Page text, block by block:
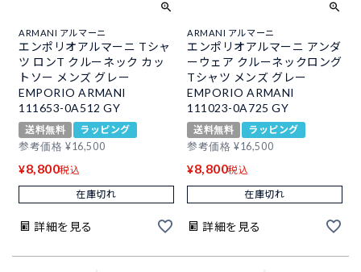
ARMANI アルマーニ
エンポリオアルマーニ Tシャ
ツ ロンT クルーネック カッ
トソー メンズ グレー
EMPORIO ARMANI
111653-0A512 GY
送料無料
ラッピング
参考価格 ¥16,500
¥8,800税込
在庫切れ
詳細を見る
ARMANI アルマーニ
エンポリオアルマーニ アンダ
ーウェア クルーネックロング
Tシャツ メンズ グレー
EMPORIO ARMANI
111023-0A725 GY
送料無料
ラッピング
参考価格 ¥16,500
¥8,800税込
在庫切れ
詳細を見る